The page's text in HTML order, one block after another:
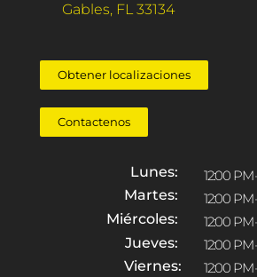
Gables, FL 33134
Obtener localizaciones
Contactenos
Lunes:
Martes:
Miércoles:
Jueves:
Viernes:
12:00
12:00
12:00
12:00
12:00